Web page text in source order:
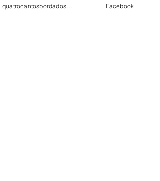
ACRESCENTANDO TEXTOS OU
Facebook